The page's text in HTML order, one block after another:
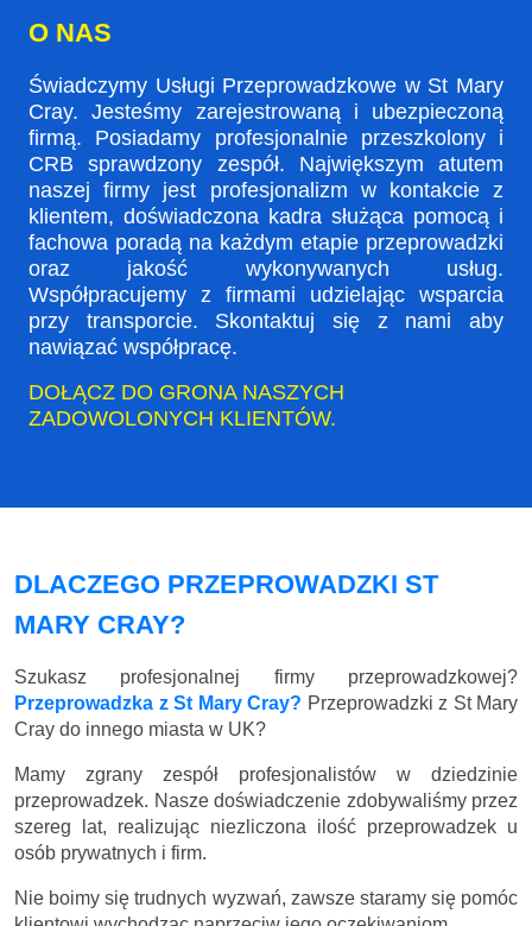
O NAS
Świadczymy Usługi Przeprowadzkowe w St Mary
Cray. Jesteśmy zarejestrowaną i ubezpieczoną
firmą. Posiadamy profesjonalnie przeszkolony i
CRB sprawdzony zespół. Największym atutem
naszej firmy jest profesjonalizm w kontakcie z
klientem, doświadczona kadra służąca pomocą i
fachowa poradą na każdym etapie przeprowadzki
oraz jakość wykonywanych usług.
Współpracujemy z firmami udzielając wsparcia
przy transporcie. Skontaktuj się z nami aby
nawiązać współpracę.
DOŁĄCZ DO GRONA NASZYCH
ZADOWOLONYCH KLIENTÓW.
DLACZEGO PRZEPROWADZKI ST
MARY CRAY?
Szukasz profesjonalnej firmy przeprowadzkowej?
Przeprowadzka z St Mary Cray? Przeprowadzki z St Mary
Cray do innego miasta w UK?
Mamy zgrany zespół profesjonalistów w dziedzinie
przeprowadzek. Nasze doświadczenie zdobywaliśmy przez
szereg lat, realizując niezliczona ilość przeprowadzek u
osób prywatnych i firm.
Nie boimy się trudnych wyzwań, zawsze staramy się pomóc